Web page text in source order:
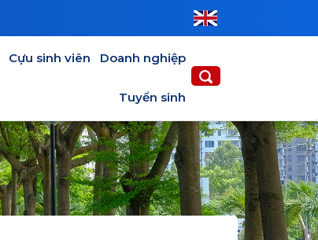
Cựu sinh viên Doanh nghiệp
Tuyển sinh